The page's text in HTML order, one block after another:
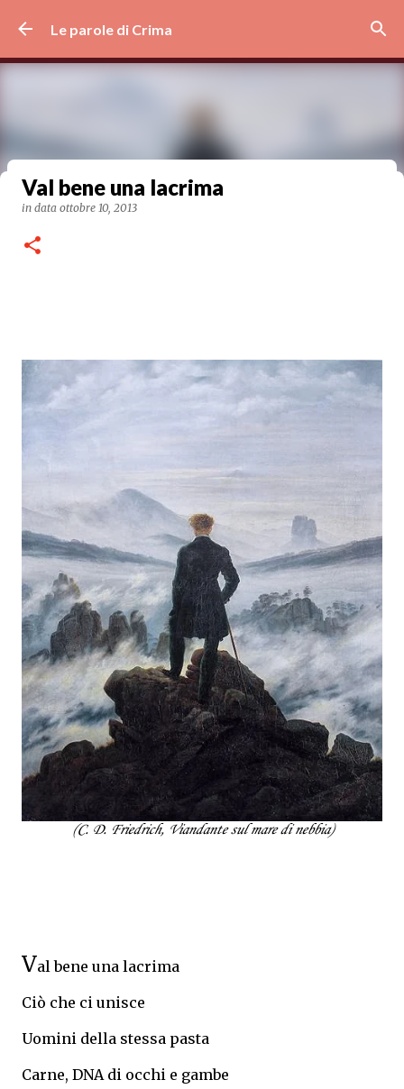
Passa ai contenuti principali
Le parole di Crima
Post in evidenza
Velluto dolce
in data
Val bene una lacrima
in data ottobre 10, 2013
(C. D. Friedrich, Viandante sul mare di nebbia)
Val bene una lacrima
Ciò che ci unisce
Uomini della stessa pasta
Carne, DNA di occhi e gambe